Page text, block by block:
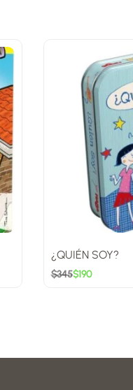
¿QUIÉN SOY?
$345$190